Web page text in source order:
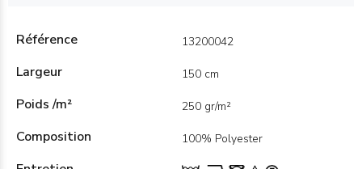
Référence 13200042
Largeur 150 cm
Poids /m² 250 gr/m²
Composition 100% Polyester